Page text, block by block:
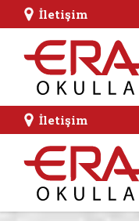
İletişim
İletişim